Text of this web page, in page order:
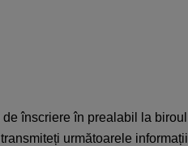
de înscriere în prealabil la biroul
transmiteți următoarele informații